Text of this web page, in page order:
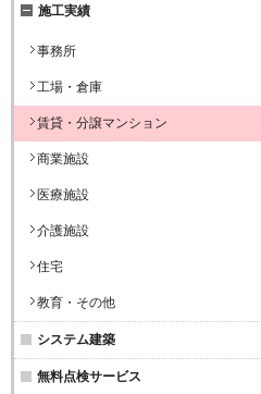
施工実績
事務所
工場・倉庫
賃貸・分譲マンション
商業施設
医療施設
介護施設
住宅
教育・その他
システム建築
無料点検サービス